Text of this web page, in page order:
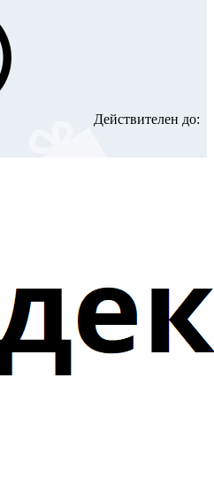
Действителен до: